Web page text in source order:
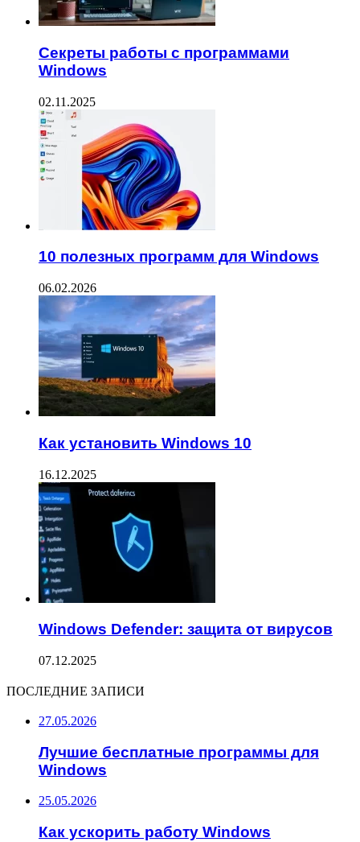
Секреты работы с программами
Windows
02.11.2025
10 полезных программ для Windows
06.02.2026
Как установить Windows 10
16.12.2025
Windows Defender: защита от вирусов
07.12.2025
ПОСЛЕДНИЕ ЗАПИСИ
27.05.2026
Лучшие бесплатные программы для
Windows
25.05.2026
Как ускорить работу Windows